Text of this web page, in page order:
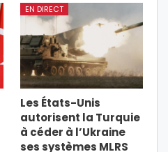
EN DIRECT
Les États-Unis
autorisent la Turquie
à céder à l’Ukraine
ses systèmes MLRS